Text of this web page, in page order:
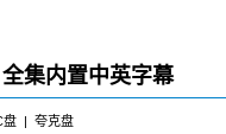
集内置中英字幕
盘 | 夸克盘